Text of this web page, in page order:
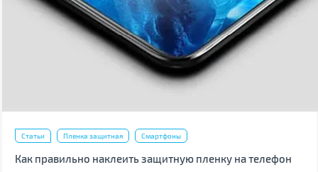
Статьи Пленка защитная Смартфоны
Как правильно наклеить защитную пленку на телефон